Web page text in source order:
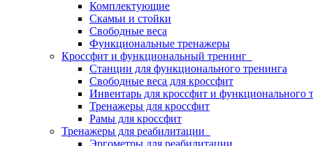
Комплектующие
Скамьи и стойки
Свободные веса
Функциональные тренажеры
Кроссфит и функциональный тренинг
Станции для функционального тренинга
Свободные веса для кроссфит
Инвентарь для кроссфит и функционального
Тренажеры для кроссфит
Рамы для кроссфит
Тренажеры для реабилитации
Эргометры для реабилитации